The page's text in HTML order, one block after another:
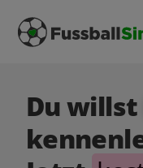
Du willst